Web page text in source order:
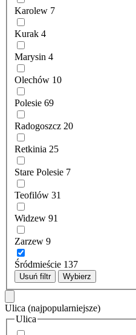
Karolew 7
Kurak 4
Marysin 4
Olechów 10
Polesie 69
Radogoszcz 20
Retkinia 25
Stare Polesie 7
Teofilów 31
Widzew 91
Zarzew 9
Śródmieście 137
Usuń filtr Wybierz
Ulica (najpopularniejsze)
Ulica